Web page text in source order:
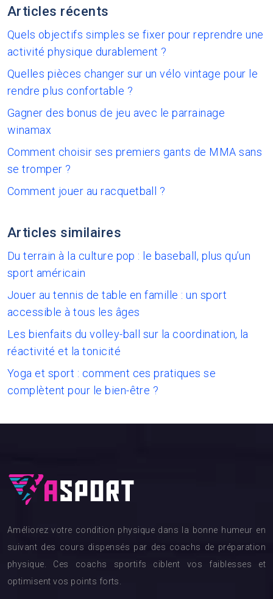
Articles récents
Quels objectifs simples se fixer pour reprendre une
activité physique durablement ?
Quelles pièces changer sur un vélo vintage pour le
rendre plus confortable ?
Gagner des bonus de jeu avec le parrainage
winamax
Comment choisir ses premiers gants de MMA sans
se tromper ?
Comment jouer au racquetball ?
Articles similaires
Du terrain à la culture pop : le baseball, plus qu’un
sport américain
Jouer au tennis de table en famille : un sport
accessible à tous les âges
Les bienfaits du volley-ball sur la coordination, la
réactivité et la tonicité
Yoga et sport : comment ces pratiques se
complètent pour le bien-être ?
Améliorez votre condition physique dans la bonne humeur en
suivant des cours dispensés par des coachs de préparation
physique. Ces coachs sportifs ciblent vos faiblesses et
optimisent vos points forts.